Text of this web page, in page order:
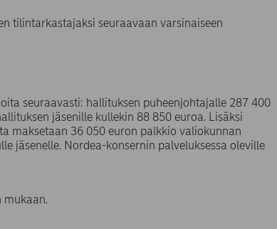
tilintarkastajaksi seuraavaan varsinaiseen
seuraavasti: hallituksen puheenjohtajalle 287 400
jäsenille kullekin 88 850 euroa. Lisäksi
maksetaan 36 050 euron palkkio valiokunnan
jäsenelle. Nordea-konsernin palveluksessa oleville
mukaan.